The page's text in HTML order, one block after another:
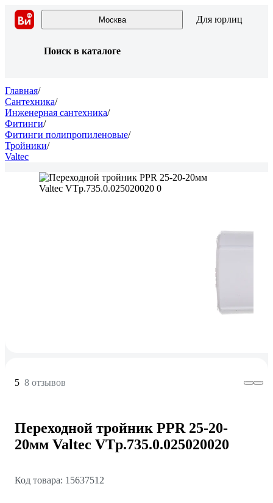
Москва Для юрлиц
Поиск в каталоге
Главная/
Сантехника/
Инженерная сантехника/
Фитинги/
Фитинги полипропиленовые/
Тройники/
Valtec
5 8 отзывов
Переходной тройник PPR 25-20-
20мм Valtec VTp.735.0.025020020
Код товара: 15637512